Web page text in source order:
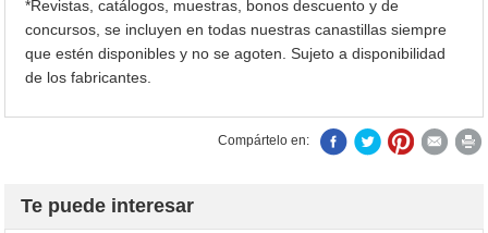
*Revistas, catálogos, muestras, bonos descuento y de
concursos, se incluyen en todas nuestras canastillas siempre
que estén disponibles y no se agoten. Sujeto a disponibilidad
de los fabricantes.
Compártelo en:
Te puede interesar